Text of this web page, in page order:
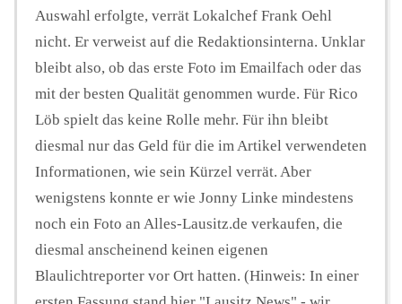
Auswahl erfolgte, verrät Lokalchef Frank Oehl
nicht. Er verweist auf die Redaktionsinterna. Unklar
bleibt also, ob das erste Foto im Emailfach oder das
mit der besten Qualität genommen wurde. Für Rico
Löb spielt das keine Rolle mehr. Für ihn bleibt
diesmal nur das Geld für die im Artikel verwendeten
Informationen, wie sein Kürzel verrät. Aber
wenigstens konnte er wie Jonny Linke mindestens
noch ein Foto an Alles-Lausitz.de verkaufen, die
diesmal anscheinend keinen eigenen
Blaulichtreporter vor Ort hatten. (Hinweis: In einer